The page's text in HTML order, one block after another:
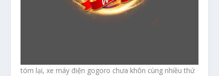
tóm lại, xe máy điện gogoro chưa khôn cùng nhiều thứ